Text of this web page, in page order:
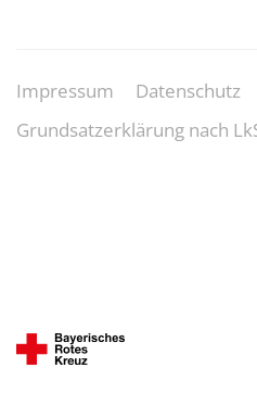
Impressum
Datenschutz
Grundsatzerklärung nach